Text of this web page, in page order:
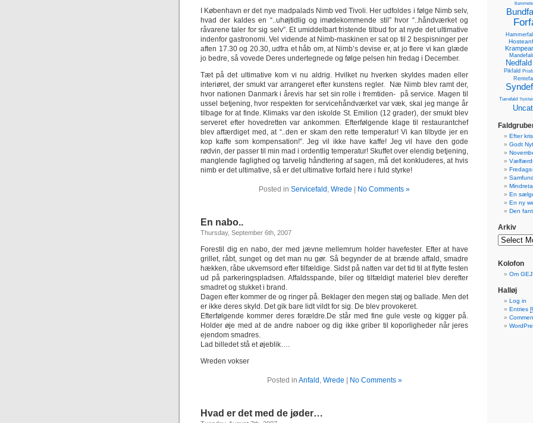
I København er det nye madpalads Nimb ved Tivoli. Her udfoldes i følge Nimb selv,
hvad der kaldes en “..uhøjtidlig og imødekommende stil” hvor “..håndværket og
råvarene taler for sig selv”. Et umiddelbart fristende tilbud for at nyde det ultimative
indenfor gastronomi. Vel vidende at Nimb-maskinen er sat op til 2 bespisninger per
aften 17.30 og 20.30, udfra et håb om, at Nimb’s devise er, at jo flere vi kan glæde
jo bedre, så vovede Deres undertegnede og følge pelsen hin fredag i December.
Tæt på det ultimative kom vi nu aldrig. Hvilket nu hverken skyldes maden eller
interiøret, der smukt var arrangeret efter kunstens regler. Næ Nimb blev ramt der,
hvor nationen Danmark i årevis har set sin rolle i fremtiden- på service. Magen til
ussel betjening, hvor respekten for servicehåndværket var væk, skal jeg mange år
tilbage for at finde. Klimaks var den iskolde St. Emilion (12 grader), der smukt blev
serveret efter hovedretten var ankommen. Efterfølgende klage til restaurantchef
blev affærdiget med, at “..den er skam den rette temperatur! Vi kan tilbyde jer en
kop kaffe som kompensation!”. Jeg vil ikke have kaffe! Jeg vil have den gode
rødvin, der passer til min mad i ordentlig temperatur! Skuffet over elendig betjening,
manglende faglighed og tarvelig håndtering af sagen, må det konkluderes, at hvis
nimb er det ultimative, så er det ultimative forfald here i fuld styrke!
Posted in Servicefald , Wrede No Comments »
En nabo..
Thursday, September 6th, 2007
Forestil dig en nabo, der med jævne mellemrum holder havefester. Efter at have
grillet, råbt, sunget og det man nu gør. Så begynder de at brænde affald, smadre
hækken, råbe ukvemsord efter tilfældige. Sidst på natten var det tid til at flytte festen
ud på parkeringspladsen. Affaldsspande, biler og tilfældigt materiel blev derefter
smadret og stukket i brand.
Dagen efter kommer de og ringer på. Beklager den megen støj og ballade. Men det
er ikke deres skyld. Det gik bare lidt vildt for sig. De blev provokeret.
Efterfølgende kommer deres forældre.De står med fine gule veste og kigger på.
Holder øje med at de andre naboer og dig ikke griber til koporligheder når jeres
ejendom smadres.
Lad billedet stå et øjeblik….
Wreden vokser
Posted in Anfald , Wrede No Comments »
Hvad er det med de jøder…
Nedfald
Pikfald
Tiørefald
Efter
Godt
En
En ny
Den
Arkiv
Kolofon
Om
Halløj
Log in
Entries